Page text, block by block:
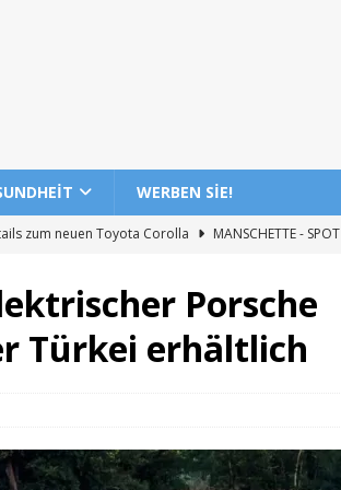
WERBEN SIE!
zum neuen Toyota Corolla
MANSCHETTE - SPOT
beginnt
MANSCHETTE - SPOT
T6 Vorbestellung ohne Preisankündigung gestartet
Porsche
Türkei erhältlich